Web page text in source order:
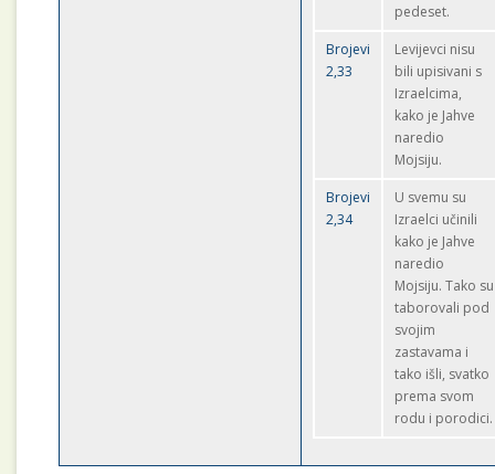
pedeset.
Brojevi
2,33
Levijevci nisu
bili upisivani s
Izraelcima,
kako je Jahve
naredio
Mojsiju.
Brojevi
2,34
U svemu su
Izraelci učinili
kako je Jahve
naredio
Mojsiju. Tako su
taborovali pod
svojim
zastavama i
tako išli, svatko
prema svom
rodu i porodici.